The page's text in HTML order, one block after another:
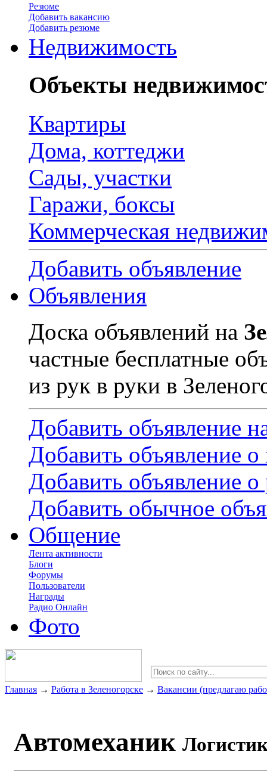
Резюме
Добавить вакансию
Добавить резюме
Недвижимость
Объекты
Квартиры
Дома, коттеджи
Сады, участки
Гаражи, боксы
Коммерческая
Добавить объявление
Объявления
Доска объявлений на
частные бесплатные
из рук в руки в
Добавить объявление
Добавить объявление
Добавить объявление о
Добавить обычное
Общение
Лента активности
Блоги
Форумы
Пользователи
Награды
Радио Онлайн
Фото
Главная → Работа в Зеленогорске → Вакансии (предлагаю
Автомеханик